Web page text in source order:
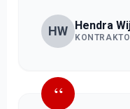
HW Hendra
“